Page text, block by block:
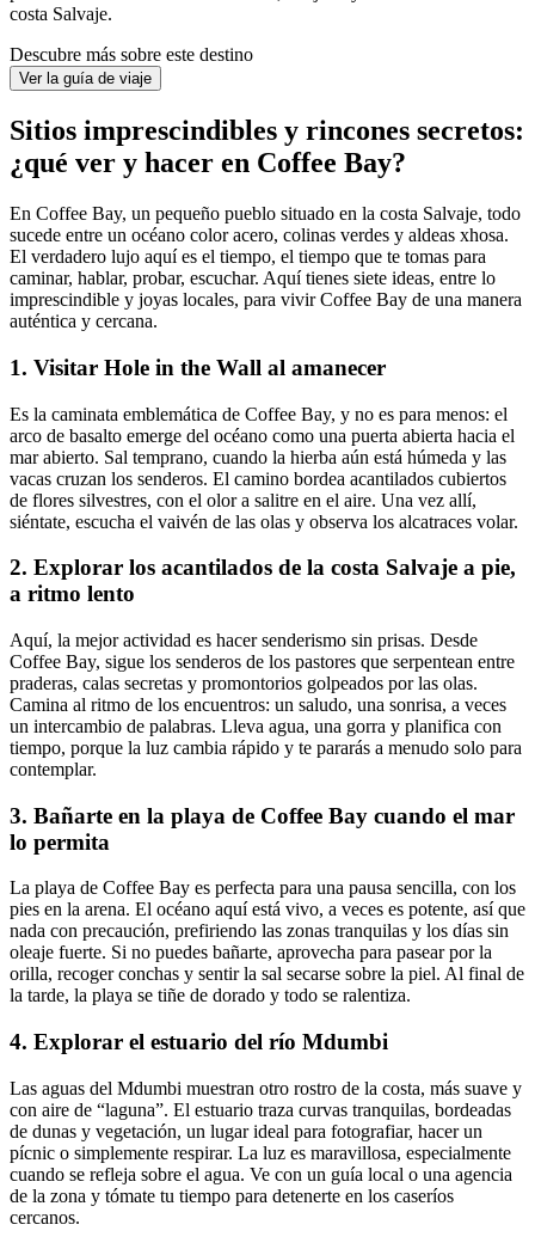
costa Salvaje.
Descubre más sobre este destino
Ver la guía de viaje
Sitios imprescindibles y rincones secretos:
¿qué ver y hacer en Coffee Bay?
En Coffee Bay, un pequeño pueblo situado en la costa Salvaje, todo
sucede entre un océano color acero, colinas verdes y aldeas xhosa.
El verdadero lujo aquí es el tiempo, el tiempo que te tomas para
caminar, hablar, probar, escuchar. Aquí tienes siete ideas, entre lo
imprescindible y joyas locales, para vivir Coffee Bay de una manera
auténtica y cercana.
1. Visitar Hole in the Wall al amanecer
Es la caminata emblemática de Coffee Bay, y no es para menos: el
arco de basalto emerge del océano como una puerta abierta hacia el
mar abierto. Sal temprano, cuando la hierba aún está húmeda y las
vacas cruzan los senderos. El camino bordea acantilados cubiertos
de flores silvestres, con el olor a salitre en el aire. Una vez allí,
siéntate, escucha el vaivén de las olas y observa los alcatraces volar.
2. Explorar los acantilados de la costa Salvaje a pie,
a ritmo lento
Aquí, la mejor actividad es hacer senderismo sin prisas. Desde
Coffee Bay, sigue los senderos de los pastores que serpentean entre
praderas, calas secretas y promontorios golpeados por las olas.
Camina al ritmo de los encuentros: un saludo, una sonrisa, a veces
un intercambio de palabras. Lleva agua, una gorra y planifica con
tiempo, porque la luz cambia rápido y te pararás a menudo solo para
contemplar.
3. Bañarte en la playa de Coffee Bay cuando el mar
lo permita
La playa de Coffee Bay es perfecta para una pausa sencilla, con los
pies en la arena. El océano aquí está vivo, a veces es potente, así que
nada con precaución, prefiriendo las zonas tranquilas y los días sin
oleaje fuerte. Si no puedes bañarte, aprovecha para pasear por la
orilla, recoger conchas y sentir la sal secarse sobre la piel. Al final de
la tarde, la playa se tiñe de dorado y todo se ralentiza.
4. Explorar el estuario del río Mdumbi
Las aguas del Mdumbi muestran otro rostro de la costa, más suave y
con aire de “laguna”. El estuario traza curvas tranquilas, bordeadas
de dunas y vegetación, un lugar ideal para fotografiar, hacer un
pícnic o simplemente respirar. La luz es maravillosa, especialmente
cuando se refleja sobre el agua. Ve con un guía local o una agencia
de la zona y tómate tu tiempo para detenerte en los caseríos
cercanos.